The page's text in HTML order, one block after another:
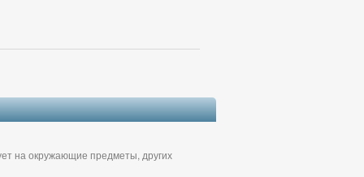
на окружающие предметы, других